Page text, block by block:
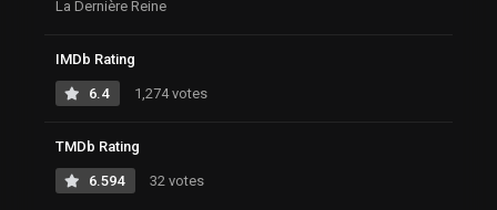
La Dernière Reine
IMDb Rating
6.4 1,274 votes
TMDb Rating
6.594 32 votes